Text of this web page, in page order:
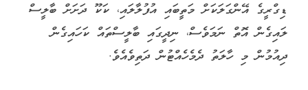
ޑިގްރީގެ އޭންގަލަކަށް މަތީބައި އުފުލާލައި، ކަކޫ ދަށަށް ބާލީސް
ލައިގެން އޮތް ނަމަވެސް، ނިދީގައި ބާލީސްތައް ކަހައިގެން
ދިއުމުން މި ހާލަތު ދެމެހެއްޓުން ދަތިވެއެވެ.